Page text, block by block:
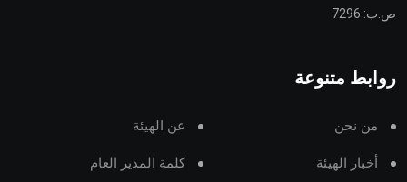
ص.ب: 7296
روابط متنوعة
من نحن عن الهيئة
أخبار الهيئة كلمة المدير العام